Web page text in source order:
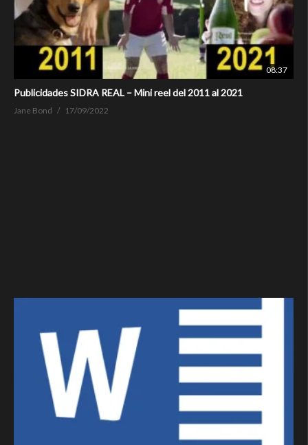
08:37
Publicidades SIDRA REAL – Mini reel del 2011 al 2021
Jane Bond 17/09/2022